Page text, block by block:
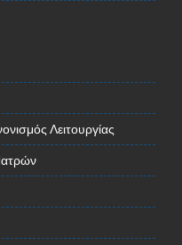
Λειτουργίας